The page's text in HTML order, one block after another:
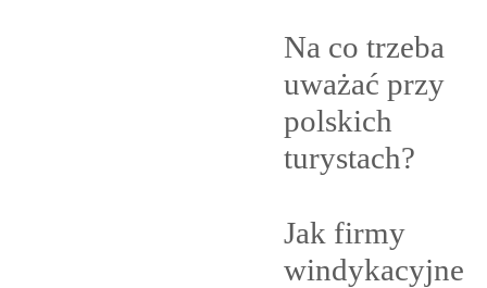
Na co trzeba
uważać przy
polskich
turystach?
Jak firmy
windykacyjne